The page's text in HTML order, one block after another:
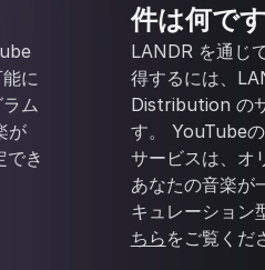
に
ム
が
でき
件は何で
LANDR を通じ
得するには、
Distribution の
す。 YouTube
サービスは、オ
あなたの音楽が
キュレーション
ちら をご覧くだ